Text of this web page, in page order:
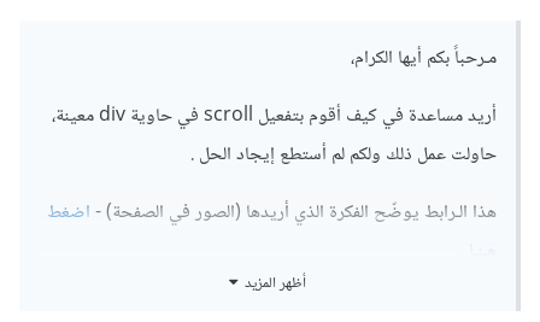
مـرحباً بكم أيها الكرام،
أريد مساعدة في كيف أقوم بتفعيل scroll في حاوية div معينة،
حاولت عمل ذلك ولكم لم أستطع إيجاد الحل .
هذا الـرابط يوضّح الفكرة الذي أريدها (الصور في الصفحة) -اضغط
هـنـا
أظهر المزيد